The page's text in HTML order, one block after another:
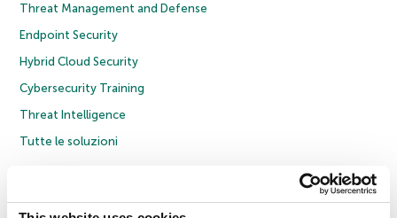
Threat Management and Defense
Endpoint Security
Hybrid Cloud Security
Cybersecurity Training
Threat Intelligence
Tutte le soluzioni
Informativa sulla privacy
Policy anticorruzione
Contratto di licenza B2C